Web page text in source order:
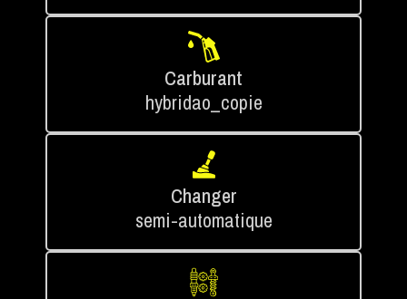
Carburant
hybridao_copie
Changer
semi-automatique